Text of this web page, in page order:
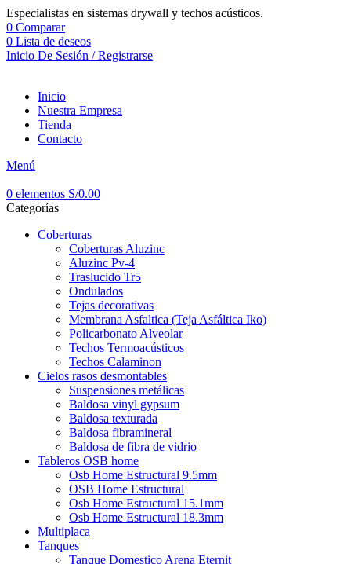
Especialistas en sistemas drywall y techos acústicos.
0 Comparar
0 Lista de deseos
Inicio De Sesión / Registrarse
Inicio
Nuestra Empresa
Tienda
Contacto
Menú
0 elementos S/0.00
Categorías
Coberturas
Coberturas Aluzinc
Aluzinc Pv-4
Traslucido Tr5
Ondulados
Tejas decorativas
Membrana Asfaltica (Teja Asfáltica Iko)
Policarbonato Alveolar
Techos Termoacústicos
Techos Calaminon
Cielos rasos desmontables
Suspensiones metálicas
Baldosa vinyl gypsum
Baldosa texturada
Baldosa fibramineral
Baldosa de fibra de vidrio
Tableros OSB home
Osb Home Estructural 9.5mm
OSB Home Estructural
Osb Home Estructural 15.1mm
Osb Home Estructural 18.3mm
Multiplaca
Tanques
Tanque Domestico Arena Eternit